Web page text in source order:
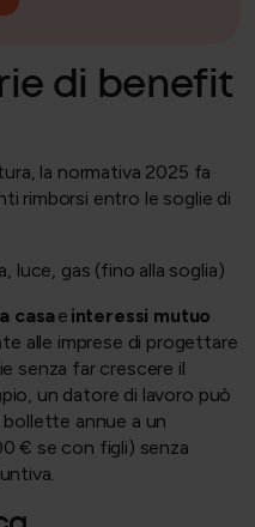
di benefit
la normativa 2025 fa
rimborsi entro le soglie di
luce, gas (fino alla soglia)
casae interessi mutuo
alle imprese di progettare
senza far crescere il
un datore di lavoro può
annue a un
€ se con figli) senza